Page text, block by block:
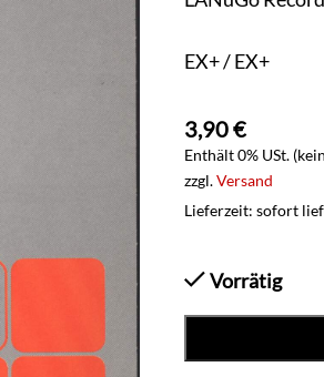
EX+ / EX+
3,90€
Enthält 0% USt.
zzgl.Versand
Lieferzeit: sofort
Vorrätig